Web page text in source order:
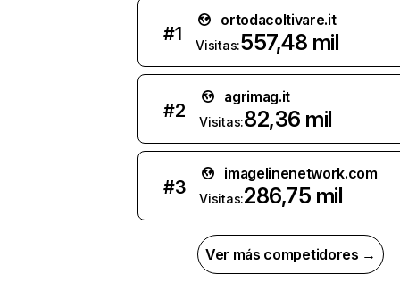
#1
ortodacoltivare.it
Visitas:557,48 mil
#2
agrimag.it
Visitas:82,36 mil
#3
imagelinenetwork.com
Visitas:286,75 mil
Ver más competidores →